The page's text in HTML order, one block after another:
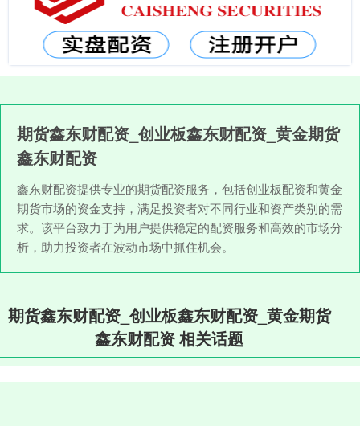
期货鑫东财配资_创业板鑫东财配资_黄金期货
鑫东财配资
鑫东财配资提供专业的期货配资服务，包括创业板配资和黄金
期货市场的资金支持，满足投资者对不同行业和资产类别的需
求。该平台致力于为用户提供稳定的配资服务和高效的市场分
析，助力投资者在波动市场中抓住机会。
期货鑫东财配资_创业板鑫东财配资_黄金期货
鑫东财配资 相关话题